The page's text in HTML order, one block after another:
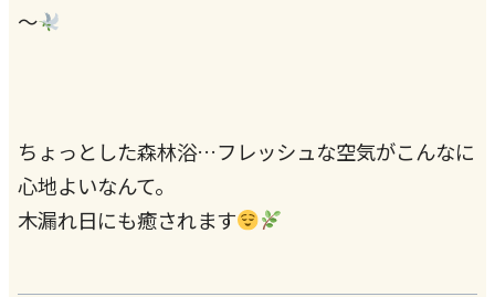
～
ちょっとした森林浴…フレッシュな空気がこんなに
心地よいなんて。
木漏れ日にも癒されます